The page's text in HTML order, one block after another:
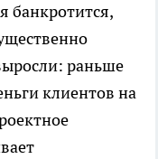
банкротится,
раньше
клиентов на